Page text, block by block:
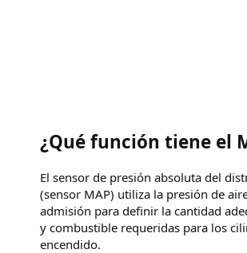
¿Qué función tiene el
El sensor de presión absoluta del
(sensor MAP) utiliza la presión de
admisión para definir la cantidad
y combustible requeridas para los
encendido.